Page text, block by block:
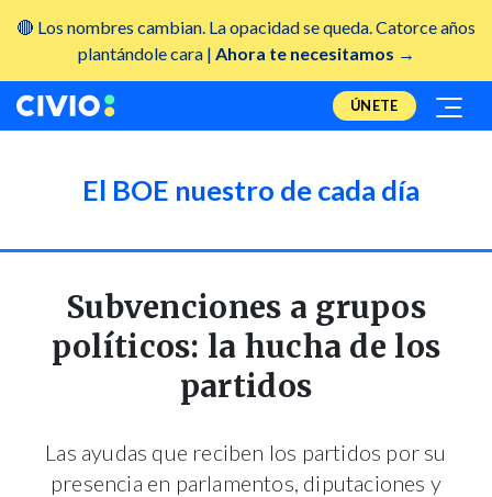
🔴 Los nombres cambian. La opacidad se queda. Catorce años
plantándole cara | Ahora te necesitamos →
ÚNETE
El BOE nuestro de cada día
Subvenciones a grupos
políticos: la hucha de los
partidos
Las ayudas que reciben los partidos por su
presencia en parlamentos, diputaciones y